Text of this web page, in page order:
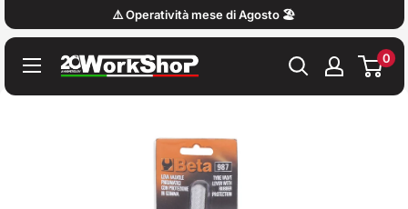
al
contenuto
⚠️ Operatività mese di Agosto 🏖️
Work
0